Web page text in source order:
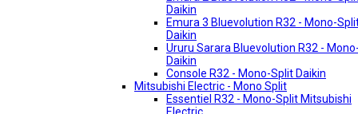
Daikin
Emura 3 Bluevolution R32 - Mono-
Daikin
Ururu Sarara Bluevolution R32 -
Daikin
Console R32 - Mono-Split Daikin
Mitsubishi Electric - Mono Split
Essentiel R32 - Mono-Split Mitsubishi